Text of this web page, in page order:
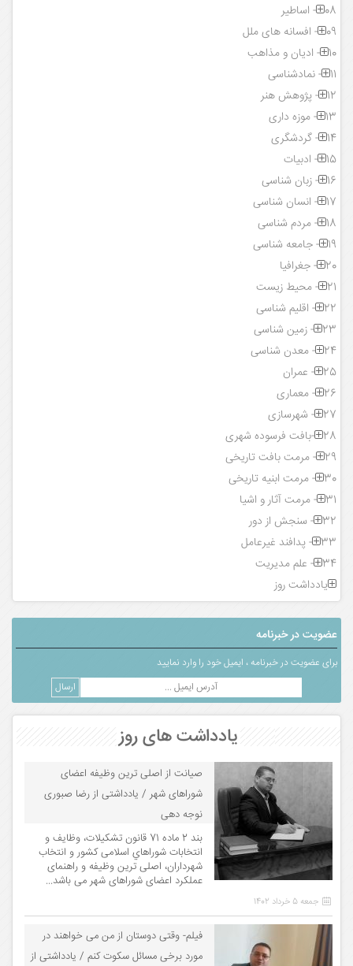
08- اساطیر
09- افسانه های ملل
10- ادیان و مذاهب
11- نمادشناسی
12- پژوهش هنر
13- موزه داری
14- گردشگری
15- ادبیات
16- زبان شناسی
17- انسان شناسی
18- مردم شناسی
19- جامعه شناسی
20- جغرافیا
21- محیط زیست
22- اقلیم شناسی
23- زمین شناسی
24- معدن شناسی
25- عمران
26- معماری
27- شهرسازی
28-بافت فرسوده شهری
29- مرمت بافت تاریخی
30- مرمت ابنیه تاریخی
31- مرمت آثار و اشیا
32- سنجش از دور
33- پدافند غیرعامل
34- علم مدیریت
یادداشت روز
عضویت در خبرنامه
برای عضویت در خبرنامه ، ایمیل خود را وارد نمایید
یادداشت های روز
صیانت از اصلی ترین وظیفه اعضای
شوراهای شهر / یادداشتی از رضا صبوری
نوجه دهی
بند 2 ماده 71 قانون تشکیلات، وظایف و
انتخابات شوراهاي اسلامی کشور و انتخاب
شهرداران، اصلی ترین وظیفه و راهنمای
عملکرد اعضای شوراهای شهر می باشد...
جمعه 5 خرداد 1402
فیلم- وقتی دوستان از من می خواهند در
مورد برخی مسائل سکوت کنم / یادداشتی از